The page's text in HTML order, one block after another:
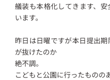
艤装も本格化してきます、
います。
昨日は日曜ですが本日提出
が抜けたのか
絶不調。
こどもと公園に行ったものの